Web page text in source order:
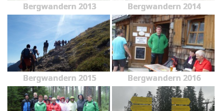
Bergwandern 2013 Bergwandern 2014
Bergwandern 2015 Bergwandern 2016